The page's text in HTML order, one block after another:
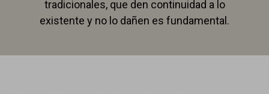
tradicionales, que den continuidad a lo
existente y no lo dañen es fundamental.